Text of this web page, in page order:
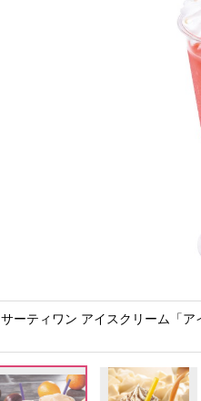
サーティワン アイスクリーム「